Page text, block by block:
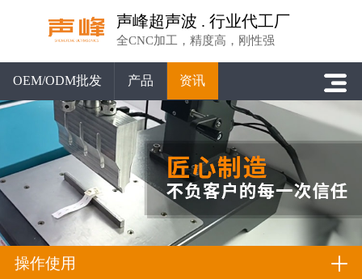
声峰超声波 . 行业代工厂
全CNC加工，精度高，刚性强
OEM/ODM批发 产品 资讯
操作使用